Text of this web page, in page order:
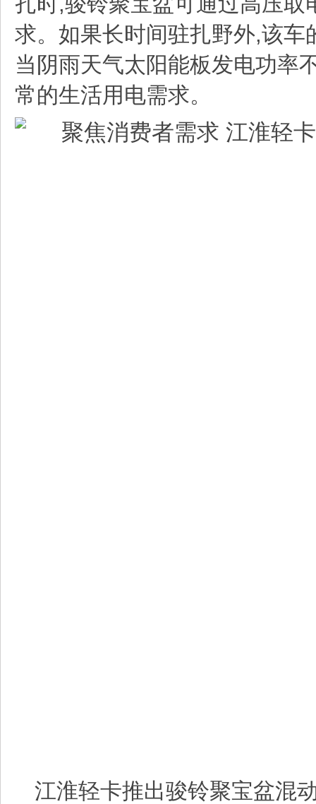
求。 如果长时间驻扎野外,该车
当阴雨天气太阳能板发电功率
常的生活用电需求。
江淮轻卡推出骏铃聚宝盆混